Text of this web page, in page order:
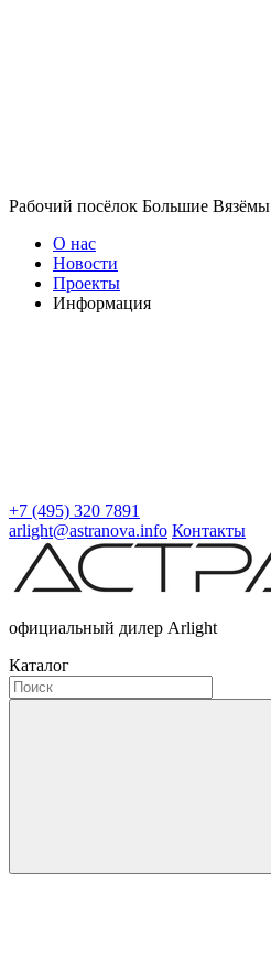
Рабочий посёлок Большие Вязёмы
О нас
Новости
Проекты
Информация
+7 (495) 320 7891
arlight@astranova.info Контакты
официальный дилер Arlight
Каталог